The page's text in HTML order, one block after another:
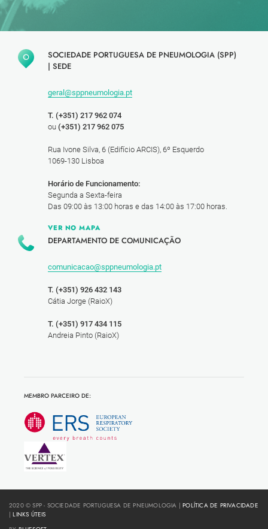
SOCIEDADE PORTUGUESA DE PNEUMOLOGIA (SPP)
| SEDE
geral@sppneumologia.pt
T. (+351) 217 962 074
ou (+351) 217 962 075
Rua Ivone Silva, 6 (Edifício ARCIS), 6º Esquerdo
1069-130 Lisboa
Horário de Funcionamento:
Segunda a Sexta-feira
Das 09:00 às 13:00 horas e das 14:00 às 17:00 horas.
VER NO MAPA
DEPARTAMENTO DE COMUNICAÇÃO
comunicacao@sppneumologia.pt
T. (+351) 926 432 143
Cátia Jorge (RaioX)
T. (+351) 917 434 115
Andreia Pinto (RaioX)
MEMBRO PARCEIRO DE:
2020 © SPP - SOCIEDADE PORTUGUESA DE PNEUMOLOGIA |POLÍTICA DE PRIVACIDADE
|LINKS ÚTEIS